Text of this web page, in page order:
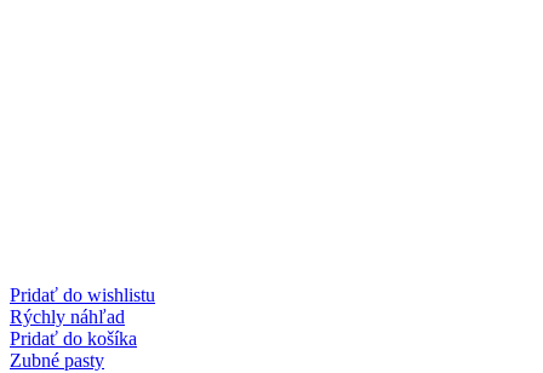
Pridať do wishlistu
Rýchly náhľad
Pridať do košíka
Zubné pasty